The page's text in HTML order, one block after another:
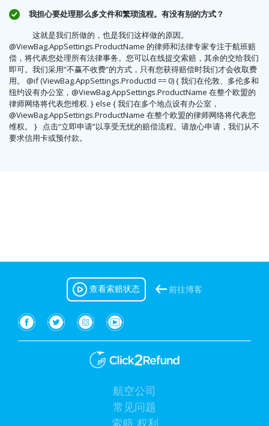
我担心要处理那么多文件和繁琐流程。有没有别的方式？
这就是我们所做的，也是我们这样做的原因。
@ViewBag.AppSettings.ProductName 的律师和法律专家专注于航班赔
偿，将代表您处理所有法律事务。您可以在线提交索赔，其余的交给我们
即可。我们采用“不赢不收费”的方式，只有您获得赔偿时我们才会收取费
用。 @if (ViewBag.AppSettings.ProductId == 0) {我们在伦敦、多伦多和
纽约设有办公室，@ViewBag.AppSettings.ProductName 在整个欧盟的
律师网络将代表您维权. } else {我们在多个地点设有办公室，
@ViewBag.AppSettings.ProductName 在整个欧盟的律师网络将代表您
维权。
} 点击“立即申请”以享受无忧的赔偿流程。请放心申请，我们从不
要求信用卡或预付款。
查看索赔状态 前往博客
航空公司
常见问题
索赔 权利